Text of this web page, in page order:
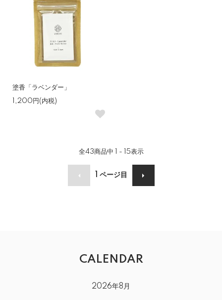
塗香「ラベンダー」
1,200円(内税)
全43商品中 1 - 15表示
ページ目
CALENDAR
2026年8月